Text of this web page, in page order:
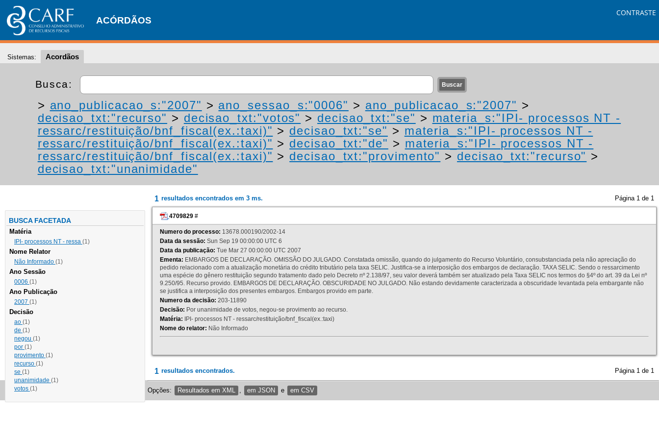
ACÓRDÃOS
CONTRASTE
Sistemas: Acordãos
Busca:
> ano_publicacao_s:"2007" > ano_sessao_s:"0006" > ano_publicacao_s:"2007" >
decisao_txt:"recurso" > decisao_txt:"votos" > decisao_txt:"se" > materia_s:"IPI- processos NT -
ressarc/restituição/bnf_fiscal(ex.:taxi)" > decisao_txt:"se" > materia_s:"IPI- processos NT -
ressarc/restituição/bnf_fiscal(ex.:taxi)" > decisao_txt:"de" > materia_s:"IPI- processos NT -
ressarc/restituição/bnf_fiscal(ex.:taxi)" > decisao_txt:"provimento" > decisao_txt:"recurso" >
decisao_txt:"unanimidade"
BUSCA FACETADA
Matéria
IPI- processos NT - ressa (1)
Nome Relator
Não Informado (1)
Ano Sessão
0006 (1)
Ano Publicação
2007 (1)
Decisão
ao (1)
de (1)
negou (1)
por (1)
provimento (1)
recurso (1)
se (1)
unanimidade (1)
votos (1)
1 resultados encontrados em 3 ms. Página 1 de 1
4709829 #
Numero do processo: 13678.000190/2002-14
Data da sessão: Sun Sep 19 00:00:00 UTC 6
Data da publicação: Tue Mar 27 00:00:00 UTC 2007
Ementa: EMBARGOS DE DECLARAÇÃO. OMISSÃO DO JULGADO. Constatada omissão, quando do julgamento do Recurso Voluntário, consubstanciada pela não apreciação do
pedido relacionado com a atualização monetária do crédito tributário pela taxa SELIC. Justifica-se a interposição dos embargos de declaração. TAXA SELIC. Sendo o ressarcimento
uma espécie do gênero restituição segundo tratamento dado pelo Decreto nº 2.138/97, seu valor deverá também ser atualizado pela Taxa SELIC nos termos do §4º do art. 39 da Lei nº
9.250/95. Recurso provido. EMBARGOS DE DECLARAÇÃO. OBSCURIDADE NO JULGADO. Não estando devidamente caracterizada a obscuridade levantada pela embargante não
se justifica a interposição dos presentes embargos. Embargos provido em parte.
Numero da decisão: 203-11890
Decisão: Por unanimidade de votos, negou-se provimento ao recurso.
Matéria: IPI- processos NT - ressarc/restituição/bnf_fiscal(ex.:taxi)
Nome do relator: Não Informado
1 resultados encontrados. Página 1 de 1
Opções: Resultados em XML em JSON e em CSV